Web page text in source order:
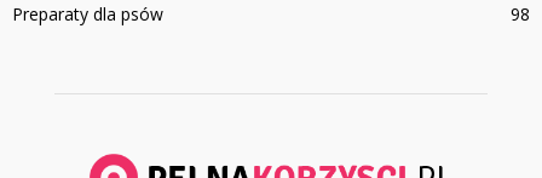
Preparaty dla psów
98